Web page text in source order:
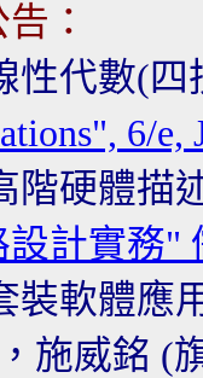
：
性代數(四
6/e,
階硬體描
計實務"
裝軟體應
，施威銘 (